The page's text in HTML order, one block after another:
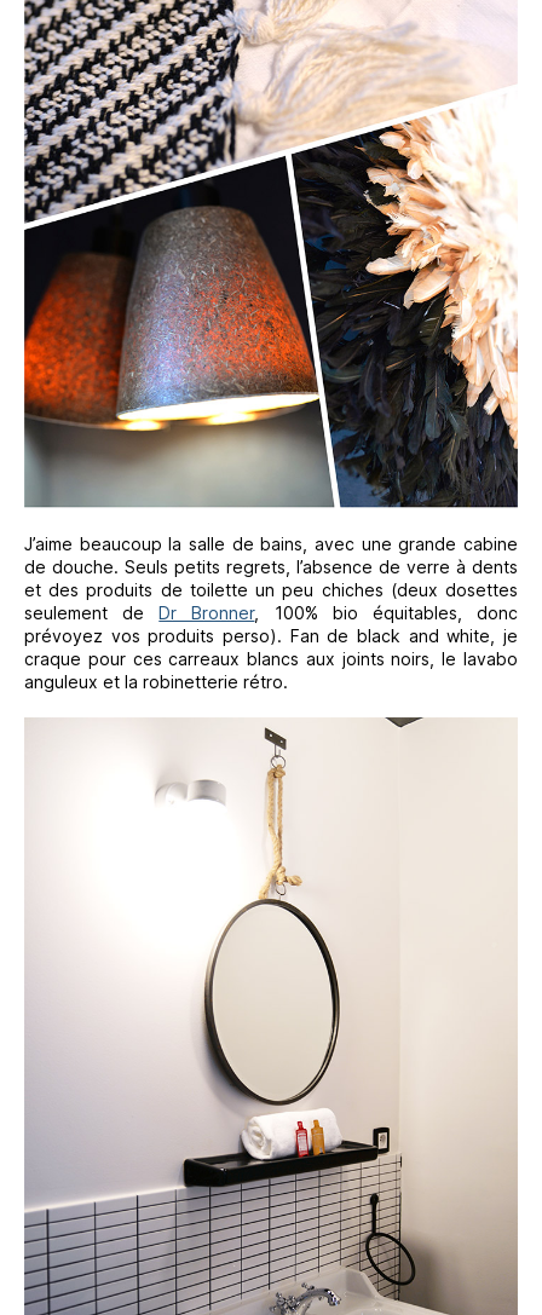
J’aime beaucoup la salle de bains, avec une grande cabine
de douche. Seuls petits regrets, l’absence de verre à dents
et des produits de toilette un peu chiches (deux dosettes
seulement deDr Bronner, 100% bio équitables, donc
prévoyez vos produits perso). Fan de black and white, je
craque pour ces carreaux blancs aux joints noirs, le lavabo
anguleux et la robinetterie rétro.